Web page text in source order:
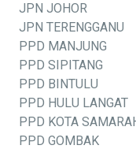
JPN JOHOR
JPN TERENGGANU
PPD MANJUNG
PPD SIPITANG
PPD BINTULU
PPD HULU LANGAT
PPD KOTA
PPD GOMBAK